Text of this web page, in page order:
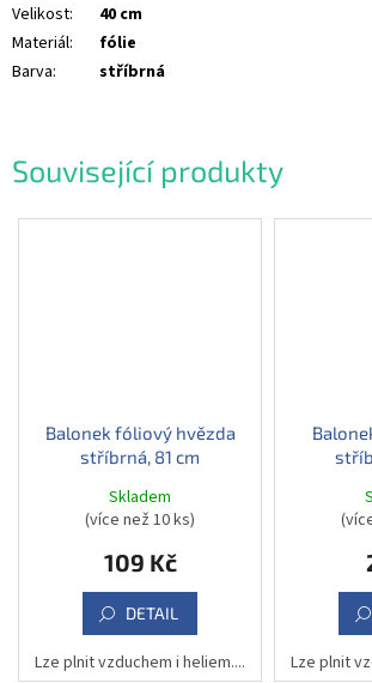
Související produkty
Balonek fóliový hvězda
stříbrná, 81 cm
Skladem
(více než 10 ks)
109 Kč
DETAIL
Lze plnit vzduchem i heliem.... Lze plnit
Velikost:
40 cm
Materiál:
fólie
Barva: stříbrná